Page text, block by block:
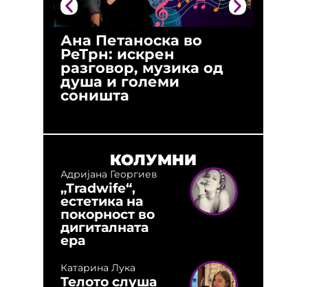
Ана Петаноска во
РеТрн: искрен
разговор, музика од
душа и големи
соништа
КОЛУМНИ
Адријана Георгиев
„Tradwife“,
естетика на
покорност во
дигиталната
ера
Катарина Лука
Телото слуша